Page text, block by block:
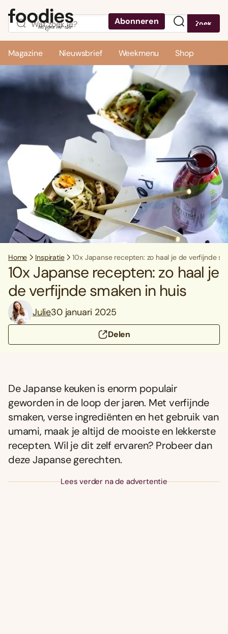
Abonneren Zoek
Magazine Nieuwsbrief Weekmenu Shop
Home Inspiratie 10x Japanse recepten: zo haal je de verfijnde
10x Japanse recepten: zo haal je
de verfijnde smaken in huis
Julie30 januari 2025
Delen
De Japanse keuken is enorm populair
geworden in de loop der jaren. Met verfijnde
smaken, verse ingrediënten en het gebruik van
umami, maak je altijd de mooiste en lekkerste
recepten. Wil je dit zelf ervaren? Probeer dan
deze Japanse gerechten.
Lees verder na de advertentie